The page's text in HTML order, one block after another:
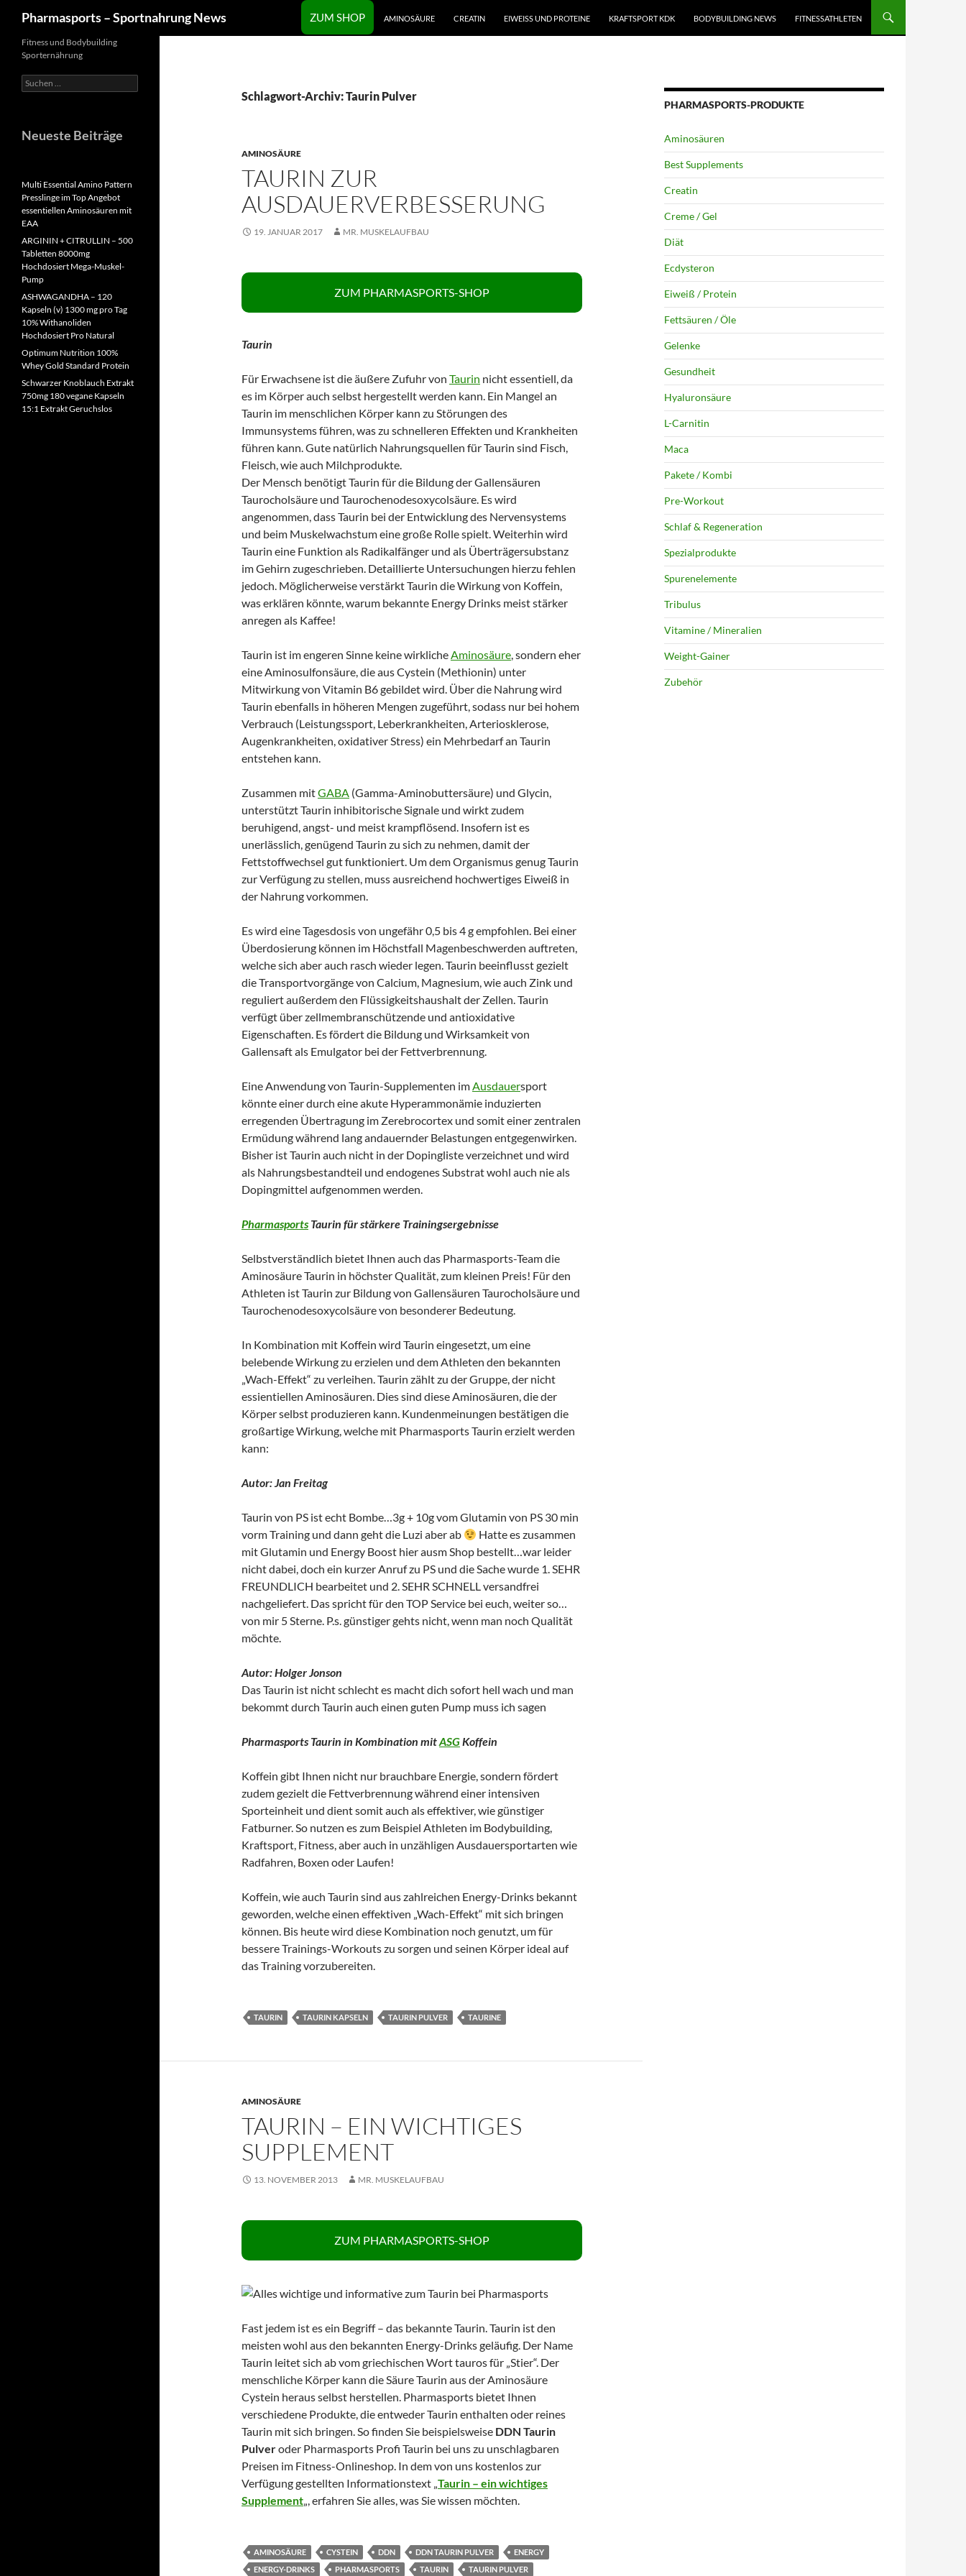
Inhalt
springen
Pharmasports – Sportnahrung News ZUM SHOP AMINOSÄURE CREATIN EIWEISS UND PROTEINE KRAFTSPORT KDK BODYBUILDING NEWS FITNESSATHLETEN
Schlagwort-Archiv: Taurin Pulver
AMINOSÄURE
TAURIN ZUR
AUSDAUERVERBESSERUNG
19. JANUAR 2017 MR. MUSKELAUFBAU
ZUM PHARMASPORTS-SHOP
Taurin
Für Erwachsene ist die äußere Zufuhr von Taurin nicht essentiell, da
es im Körper auch selbst hergestellt werden kann. Ein Mangel an
Taurin im menschlichen Körper kann zu Störungen des
Immunsystems führen, was zu schnelleren Effekten und Krankheiten
führen kann. Gute natürlich Nahrungsquellen für Taurin sind Fisch,
Fleisch, wie auch Milchprodukte.
Der Mensch benötigt Taurin für die Bildung der Gallensäuren
Taurocholsäure und Taurochenodesoxycolsäure. Es wird
angenommen, dass Taurin bei der Entwicklung des Nervensystems
und beim Muskelwachstum eine große Rolle spielt. Weiterhin wird
Taurin eine Funktion als Radikalfänger und als Überträgersubstanz
im Gehirn zugeschrieben. Detaillierte Untersuchungen hierzu fehlen
jedoch. Möglicherweise verstärkt Taurin die Wirkung von Koffein,
was erklären könnte, warum bekannte Energy Drinks meist stärker
anregen als Kaffee!
Taurin ist im engeren Sinne keine wirklicheAminosäure, sondern eher
eine Aminosulfonsäure, die aus Cystein (Methionin) unter
Mitwirkung von Vitamin B6 gebildet wird. Über die Nahrung wird
Taurin ebenfalls in höheren Mengen zugeführt, sodass nur bei hohem
Verbrauch (Leistungssport, Leberkrankheiten, Arteriosklerose,
Augenkrankheiten, oxidativer Stress) ein Mehrbedarf an Taurin
entstehen kann.
Zusammen mitGABA (Gamma-Aminobuttersäure) und Glycin,
unterstützt Taurin inhibitorische Signale und wirkt zudem
beruhigend, angst- und meist krampflösend. Insofern ist es
unerlässlich, genügend Taurin zu sich zu nehmen, damit der
Fettstoffwechsel gut funktioniert. Um dem Organismus genug Taurin
zur Verfügung zu stellen, muss ausreichend hochwertiges Eiweiß in
der Nahrung vorkommen.
Es wird eine Tagesdosis von ungefähr 0,5 bis 4 g empfohlen. Bei einer
Überdosierung können im Höchstfall Magenbeschwerden auftreten,
welche sich aber auch rasch wieder legen. Taurin beeinflusst gezielt
die Transportvorgänge von Calcium, Magnesium, wie auch Zink und
reguliert außerdem den Flüssigkeitshaushalt der Zellen. Taurin
verfügt über zellmembranschützende und antioxidative
Eigenschaften. Es fördert die Bildung und Wirksamkeit von
Gallensaft als Emulgator bei der Fettverbrennung.
Eine Anwendung von Taurin-Supplementen imAusdauersport
könnte einer durch eine akute Hyperammonämie induzierten
erregenden Übertragung im Zerebrocortex und somit einer zentralen
Ermüdung während lang andauernder Belastungen entgegenwirken.
Bisher ist Taurin auch nicht in der Dopingliste verzeichnet und wird
als Nahrungsbestandteil und endogenes Substrat wohl auch nie als
Dopingmittel aufgenommen werden.
Pharmasports Taurin für stärkere Trainingsergebnisse
Selbstverständlich bietet Ihnen auch das Pharmasports-Team die
Aminosäure Taurin in höchster Qualität, zum kleinen Preis! Für den
Athleten ist Taurin zur Bildung von Gallensäuren Taurocholsäure und
Taurochenodesoxycolsäure von besonderer Bedeutung.
In Kombination mit Koffein wird Taurin eingesetzt, um eine
belebende Wirkung zu erzielen und dem Athleten den bekannten
„Wach-Effekt“ zu verleihen. Taurin zählt zu der Gruppe, der nicht
essientiellen Aminosäuren. Dies sind diese Aminosäuren, die der
Körper selbst produzieren kann. Kundenmeinungen bestätigen die
großartige Wirkung, welche mit Pharmasports Taurin erzielt werden
kann:
Autor: Jan Freitag
Taurin von PS ist echt Bombe…3g + 10g vom Glutamin von PS 30 min
vorm Training und dann geht die Luzi aber ab
Hatte es zusammen
mit Glutamin und Energy Boost hier ausm Shop bestellt…war leider
nicht dabei, doch ein kurzer Anruf zu PS und die Sache wurde 1. SEHR
FREUNDLICH bearbeitet und 2. SEHR SCHNELL versandfrei
nachgeliefert. Das spricht für den TOP Service bei euch, weiter so…
von mir 5 Sterne. P.s. günstiger gehts nicht, wenn man noch Qualität
möchte.
Autor: Holger Jonson
Das Taurin ist nicht schlecht es macht dich sofort hell wach und man
bekommt durch Taurin auch einen guten Pump muss ich sagen
Pharmasports Taurin in Kombination mitASGKoffein
Koffein gibt Ihnen nicht nur brauchbare Energie, sondern fördert
zudem gezielt die Fettverbrennung während einer intensiven
Sporteinheit und dient somit auch als effektiver, wie günstiger
Fatburner. So nutzen es zum Beispiel Athleten im Bodybuilding,
Kraftsport, Fitness, aber auch in unzähligen Ausdauersportarten wie
Radfahren, Boxen oder Laufen!
Koffein, wie auch Taurin sind aus zahlreichen Energy-Drinks bekannt
geworden, welche einen effektiven „Wach-Effekt“ mit sich bringen
können. Bis heute wird diese Kombination noch genutzt, um für
bessere Trainings-Workouts zu sorgen und seinen Körper ideal auf
das Training vorzubereiten.
TAURIN TAURIN KAPSELN TAURIN PULVER TAURINE
AMINOSÄURE
TAURIN – EIN WICHTIGES
SUPPLEMENT
13. NOVEMBER 2013 MR. MUSKELAUFBAU
ZUM PHARMASPORTS-SHOP
Fast jedem ist es ein Begriff – das bekannte Taurin. Taurin ist den
meisten wohl aus den bekannten Energy-Drinks geläufig. Der Name
Taurin leitet sich ab vom griechischen Wort tauros für „Stier“. Der
menschliche Körper kann die Säure Taurin aus der Aminosäure
Cystein heraus selbst herstellen. Pharmasports bietet Ihnen
verschiedene Produkte, die entweder Taurin enthalten oder reines
Taurin mit sich bringen. So finden Sie beispielsweise DDN Taurin
Pulveroder Pharmasports Profi Taurin bei uns zu unschlagbaren
Preisen im Fitness-Onlineshop. In dem von uns kostenlos zur
Verfügung gestellten Informationstext „Taurin – ein wichtiges
Supplement„, erfahren Sie alles, was Sie wissen möchten.
AMINOSÄURE CYSTEIN DDN DDN TAURIN PULVER
ENERGY
ENERGY-DRINKS
PHARMASPORTS TAURIN TAURIN PULVER
PHARMASPORTS-PRODUKTE
Aminosäuren
Best Supplements
Creatin
Creme / Gel
Diät
Ecdysteron
Eiweiß / Protein
Fettsäuren / Öle
Gelenke
Gesundheit
Hyaluronsäure
L-Carnitin
Maca
Pakete / Kombi
Pre-Workout
Schlaf & Regeneration
Spezialprodukte
Spurenelemente
Tribulus
Vitamine / Mineralien
Weight-Gainer
Zubehör
Fitness und Bodybuilding
Sporternährung
Suchen
nach:
Neueste Beiträge
Multi Essential Amino Pattern
Presslinge im Top Angebot
essentiellen Aminosäuren mit
EAA
ARGININ + CITRULLIN – 500
Tabletten 8000mg
Hochdosiert Mega-Muskel-
Pump
ASHWAGANDHA – 120
Kapseln (v) 1300 mg pro Tag
10% Withanoliden
Hochdosiert Pro Natural
Optimum Nutrition 100%
Whey Gold Standard Protein
Schwarzer Knoblauch Extrakt
750mg 180 vegane Kapseln
15:1 Extrakt Geruchslos